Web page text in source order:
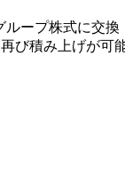
ループ株式に交換
再び積み上げが可